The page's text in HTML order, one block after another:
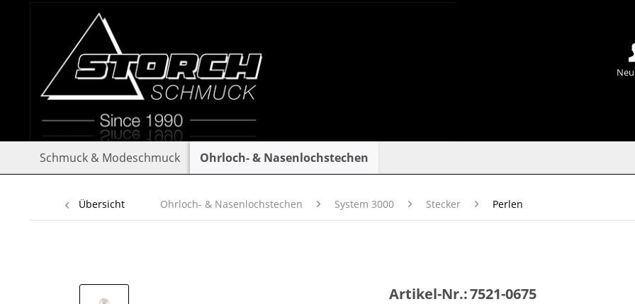
Schmuck & Modeschmuck Ohrloch- & Nasenlochstechen
Übersicht Ohrloch- & Nasenlochstechen System 3000 Stecker Perlen
Artikel-Nr.:7521-0675